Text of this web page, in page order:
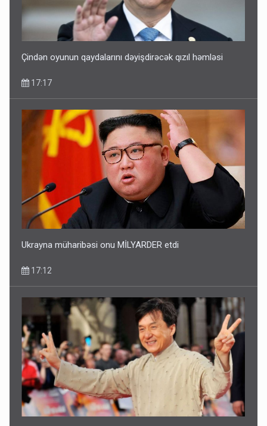
Çindən oyunun qaydalarını dəyişdirəcək qızıl həmləsi
17:17
Ukrayna müharibəsi onu MİLYARDER etdi
17:12